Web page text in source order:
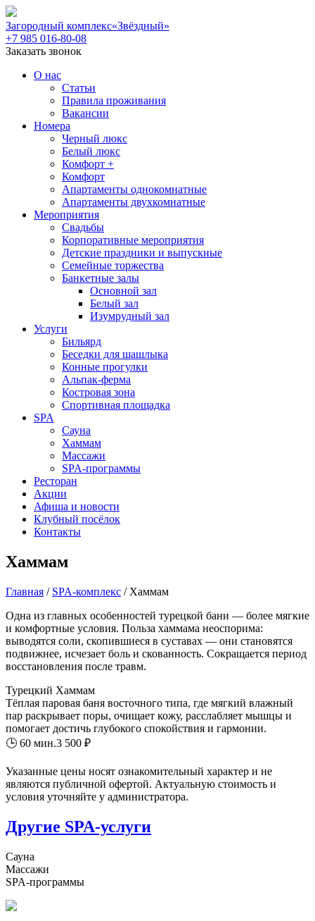
Загородный комплекс«Звёздный»
+7 985 016-80-08
Заказать звонок
О нас
Статьи
Правила проживания
Вакансии
Номера
Черный люкс
Белый люкс
Комфорт +
Комфорт
Апартаменты однокомнатные
Апартаменты двухкомнатные
Мероприятия
Свадьбы
Корпоративные мероприятия
Детские праздники и выпускные
Семейные торжества
Банкетные залы
Основной зал
Белый зал
Изумрудный зал
Услуги
Бильярд
Беседки для шашлыка
Конные прогулки
Альпак-ферма
Костровая зона
Спортивная площадка
SPA
Сауна
Хаммам
Массажи
SPA-программы
Ресторан
Акции
Афиша и новости
Клубный посёлок
Контакты
Хаммам
Главная / SPA-комплекс / Хаммам
Одна из главных особенностей турецкой бани — более мягкие
и комфортные условия. Польза хаммама неоспорима:
выводятся соли, скопившиеся в суставах — они становятся
подвижнее, исчезает боль и скованность. Сокращается период
восстановления после травм.
Турецкий Хаммам
Тёплая паровая баня восточного типа, где мягкий влажный
пар раскрывает поры, очищает кожу, расслабляет мышцы и
помогает достичь глубокого спокойствия и гармонии.
🕒 60 мин.3 500 ₽
Указанные цены носят ознакомительный характер и не
являются публичной офертой. Актуальную стоимость и
условия уточняйте у администратора.
Другие SPA-услуги
Сауна
Массажи
SPA-программы